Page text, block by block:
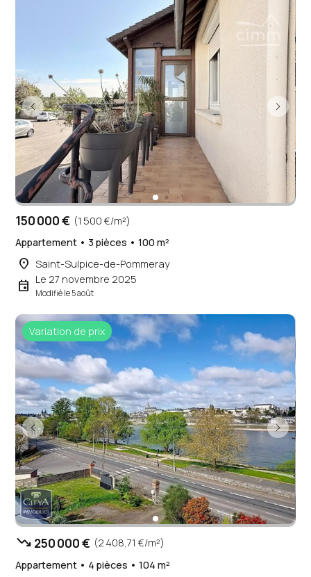
150 000 € (1 500 €/m²)
Appartement • 3 pièces • 100 m²
place Saint-Sulpice-de-Pommeray
event Le 27 novembre 2025
Modifié le 5 août
Variation de prix
trending_down 250 000 € (2 408,71 €/m²)
Appartement • 4 pièces • 104 m²